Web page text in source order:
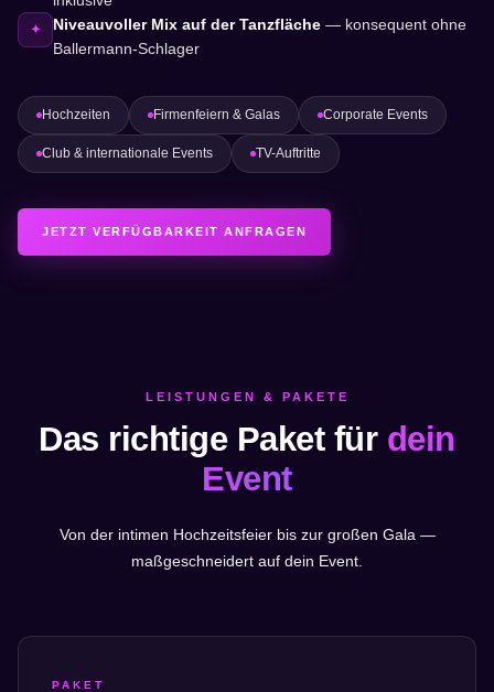
✦ Niveauvoller Mix auf der Tanzfläche — konsequent ohne
Ballermann-Schlager
Hochzeiten Firmenfeiern & Galas Corporate Events
Club & internationale Events TV-Auftritte
JETZT VERFÜGBARKEIT ANFRAGEN
LEISTUNGEN & PAKETE
Das richtige Paket für dein
Event
Von der intimen Hochzeitsfeier bis zur großen Gala —
maßgeschneidert auf dein Event.
PAKET